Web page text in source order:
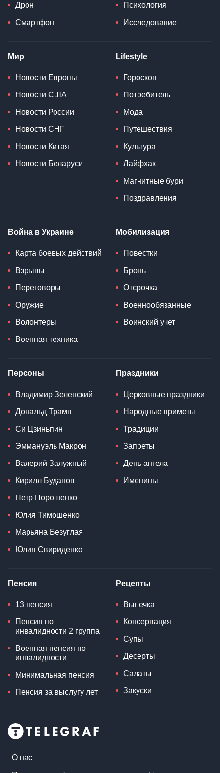
Дрон
Смартфон
Психология
Исследование
Мир
Новости Европы
Новости США
Новости России
Новости СНГ
Новости Китая
Новости Беларуси
Lifestyle
Гороскоп
Потребитель
Мода
Путешествия
Культура
Лайфхак
Магнитные бури
Поздравления
Война в Украине
Карта боевых действий
Взрывы
Переговоры
Оружие
Волонтеры
Военная техника
Мобилизация
Повестки
Бронь
Отсрочка
Военнообязанные
Воинский учет
Персоны
Владимир Зеленский
Дональд Трамп
Си Цзиньпин
Эммануэль Макрон
Валерий Залужный
Кирилл Буданов
Петр Порошенко
Юлия Тимошенко
Марьяна Безуглая
Юлия Свириденко
Праздники
Церковные праздники
Народные приметы
Традиции
Запреты
День ангела
Именины
Пенсия
13 пенсия
Пенсия по
инвалидности 2 группа
Военная пенсия по
инвалидности
Минимальная пенсия
Пенсия за выслугу лет
Рецепты
Выпечка
Консервация
Супы
Десерты
Салаты
Закуски
О нас